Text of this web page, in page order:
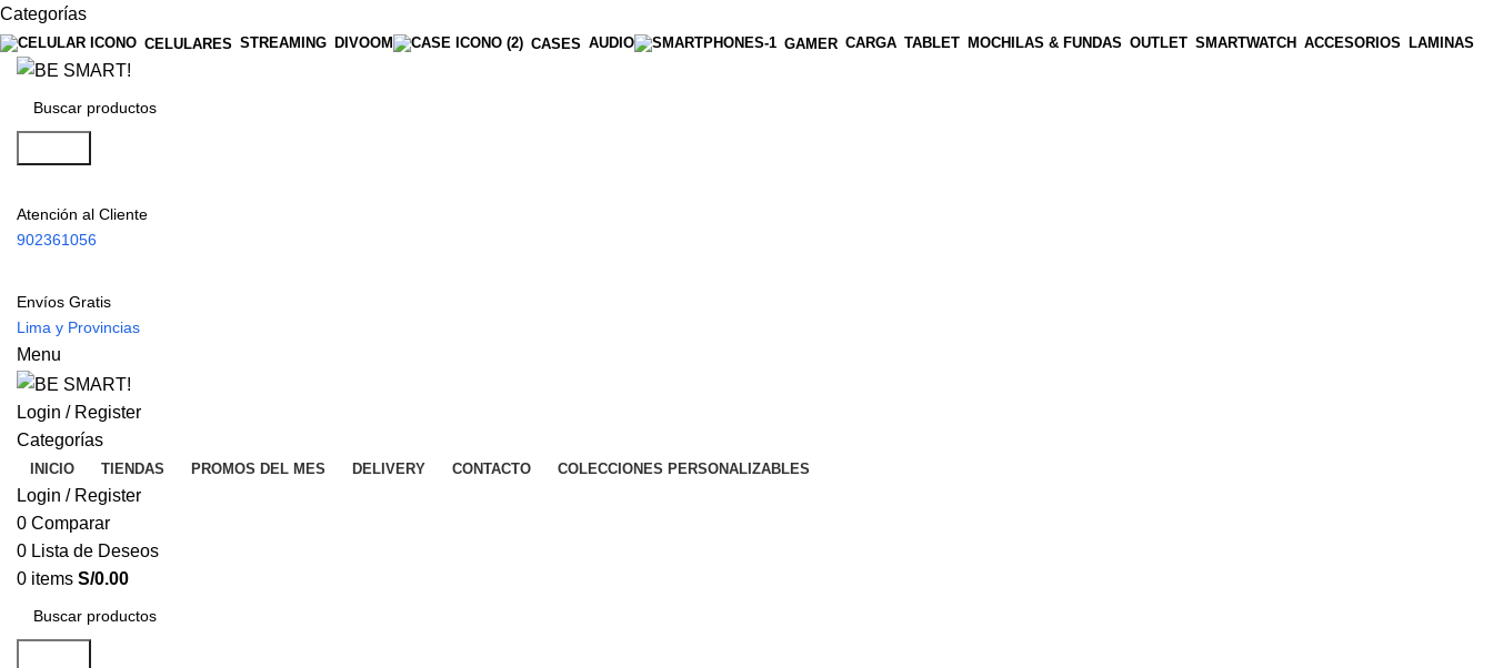
Categorías
CELULARES STREAMING DIVOOM CASES AUDIO GAMER CARGA TABLET MOCHILAS & FUNDAS OUTLET SMARTWATCH ACCESORIOS LAMINAS
Atención al Cliente
902361056
Envíos Gratis
Lima y Provincias
Menu
Login / Register
Categorías
INICIO TIENDAS PROMOS DEL MES DELIVERY CONTACTO COLECCIONES PERSONALIZABLES
Login / Register
0 Comparar
0 Lista de Deseos
0 items S/0.00